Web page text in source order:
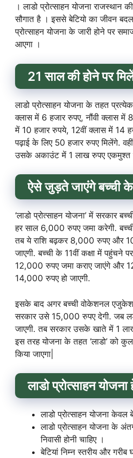
। लाडो प्रोत्साहन योजना राजस्थान
सौगात है । इससे बेटियो का जीवन
प्रोत्साहन योजना के जारी होने पर
आएगा ।
21 साल की होने पर
लाडो प्रोत्साहन योजना के तहत प्रत्येक
क्लास में 6 हजार रुपए, नौंवी क्लास में
में 10 हजार रुपये, 12वीं क्लास में 14
पढ़ाई के लिए 50 हजार रुपए मिलेंगे.
उसके अकाउंट में 1 लाख रुपए एकमुश्त
ऐसे जुड़ते जाएंगे बच्ची
‘लाडो प्रोत्साहन योजना’ में सरकार
हर साल 6,000 रुपए जमा करेगी.
तब ये राशि बढ़कर 8,000 रुपए और
जाएगी. बच्ची के 11वीं कक्षा में पहुंचने
12,000 रुपए जमा कराए जाएंगे और
14,000 रुपए हो जाएगी.
इसके बाद अगर बच्ची वोकेशनल
सरकार उसे 15,000 रुपए देगी. जब
जाएगी. तब सरकार उसके खाते में 1
इस तरह योजना के तहत ‘लाडो’ को
किया जाएगा|
लाडो प्रोत्साहन योजना
लाडो प्रोत्साहन योजना केवल
लाडो प्रोत्साहन योजना के
निवासी होनी चाहिए ।
बेटियां निम्न स्तरीय और गरीब